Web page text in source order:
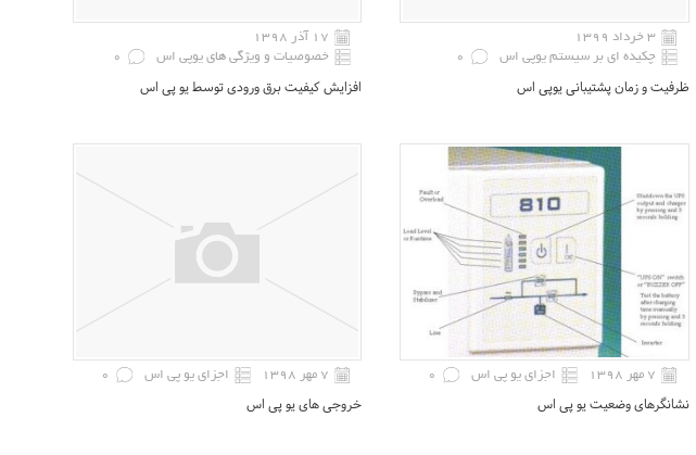
۳ خرداد ۱۳۹۹
چکیده ای بر سیستم یوپی اس
0
ظرفیت و زمان پشتیبانی یوپی اس
۱۷ آذر ۱۳۹۸
خصوصیات و ویژگی های یوپی اس
0
افزایش کیفیت برق ورودی توسط یو پی اس
۷ مهر ۱۳۹۸ اجزای یو پی اس 0
نشانگرهای وضعیت یو پی اس
۷ مهر ۱۳۹۸ اجزای یو پی اس 0
خروجی های یو پی اس